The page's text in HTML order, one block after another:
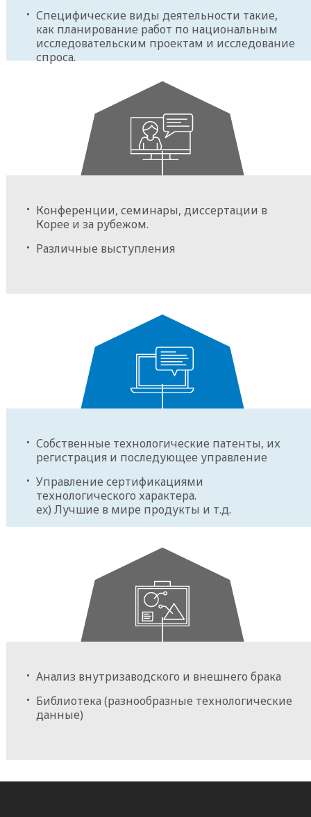
специфические
виды деятельности
Специфические виды деятельности такие,
как планирование работ по национальным
исследовательским проектам и исследование
спроса.
с научными и
образовательными
учреждениями
Конференции, семинары, диссертации в
Корее и за рубежом.
Различные выступления
собственностью и внешними связями
Собственные технологические патенты, их
регистрация и последующее управление
Управление сертификациями
технологического характера.
ex) Лучшие в мире продукты и т.д.
техническая
Анализ внутризаводского и внешнего брака
Библиотека (разнообразные технологические
данные)